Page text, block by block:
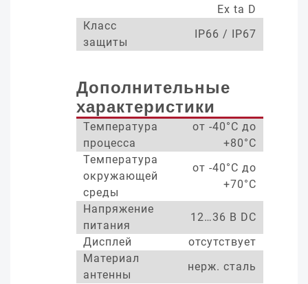
Ex ta D
Класс
защиты
IP66 / IP67
Дополнительные
характеристики
Температура
процесса
от -40°С до
+80°С
Температура
окружающей
среды
от -40°С до
+70°С
Напряжение
питания
12…36 В DC
Дисплей
отсутствует
Материал
антенны
нерж. сталь